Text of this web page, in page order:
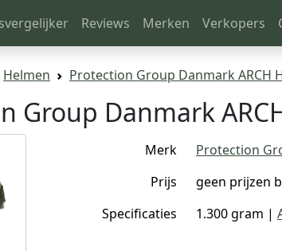
Reviews Merken Verkopers
Helmen Protection Group Danmark ARCH
Group Danmark
Merk
Protection
Prijs
geen prijzen
Specificaties
1.300 gram |